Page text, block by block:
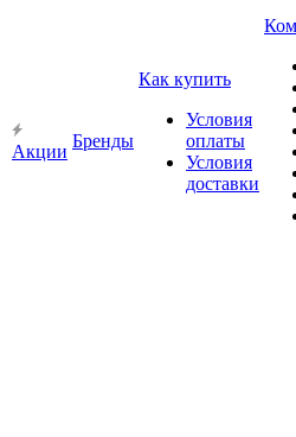
Акции
Бренды
Как купить
Условия
оплаты
Условия
доставки